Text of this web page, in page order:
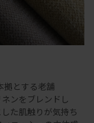
拠とする老舗
ンをブレンドし
た肌触りが気持ち